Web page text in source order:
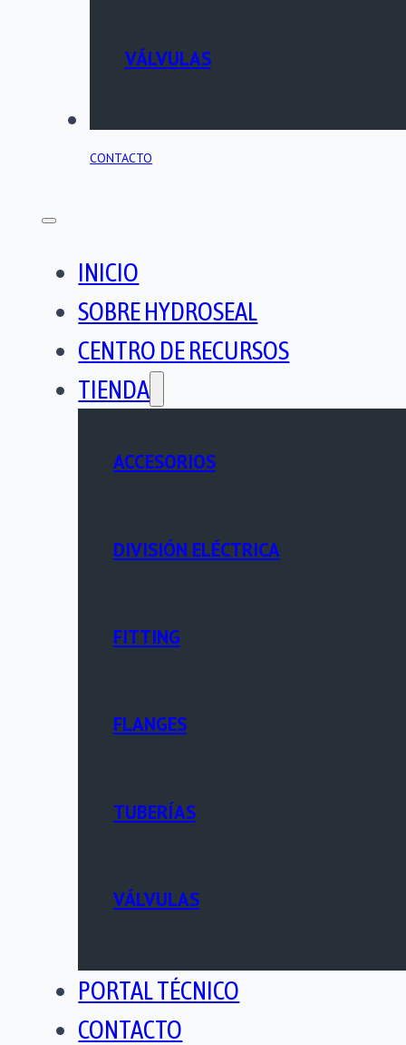
VÁLVULAS
CONTACTO
INICIO
SOBRE HYDROSEAL
CENTRO DE RECURSOS
TIENDA
ACCESORIOS
DIVISIÓN ELÉCTRICA
FITTING
FLANGES
TUBERÍAS
VÁLVULAS
PORTAL TÉCNICO
CONTACTO